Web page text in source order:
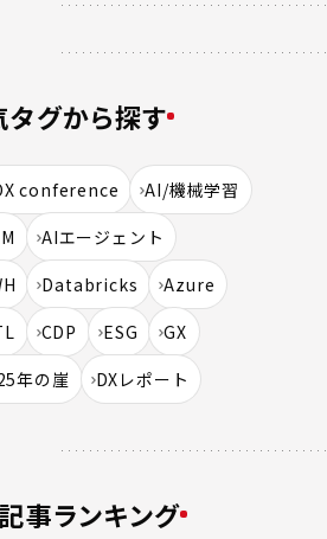
タグから探す
conference
AI/機械学習
AIエージェント
Databricks
Azure
CDP ESG
GX
年の崖
DXレポート
事ランキング